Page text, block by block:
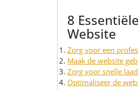
8
Website
Zorg voor een
Maak de website
Zorg voor snelle
Optimaliseer de